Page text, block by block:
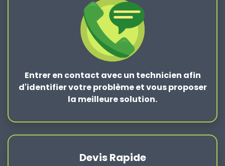
Entrer en contact avec un technicien afin
d'identifier votre problème et vous proposer
la meilleure solution.
Devis Rapide